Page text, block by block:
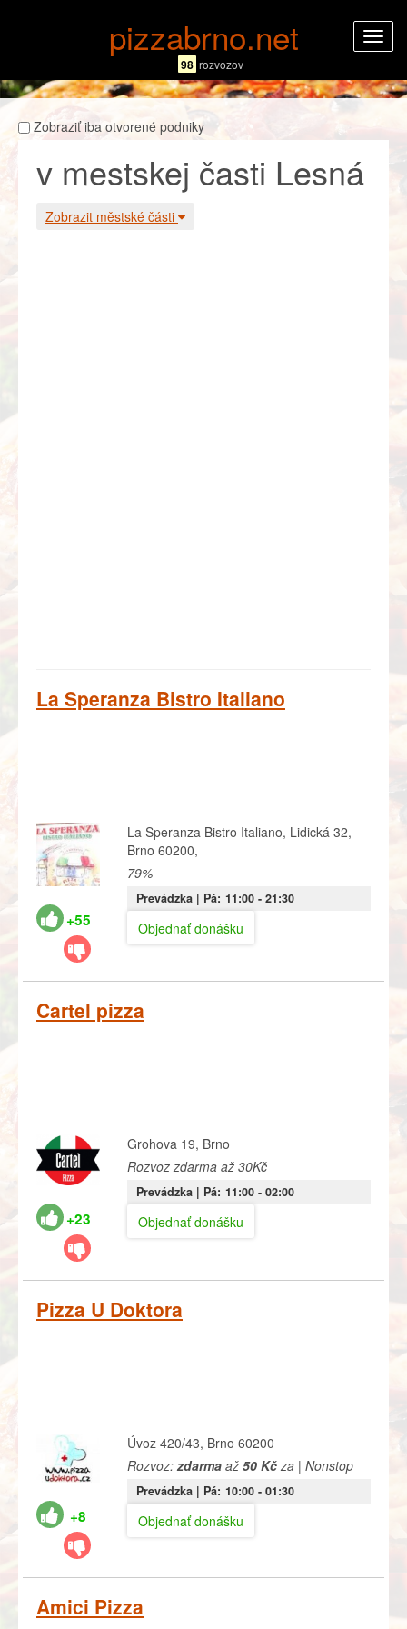
pizzabrno.net
98 rozvozov
Zobraziť iba otvorené podniky
v mestskej časti Lesná
Zobrazit městské části
La Speranza Bistro Italiano
+55
La Speranza Bistro Italiano, Lidická 32,
Brno 60200,
79%
Prevádzka | Pá: 11:00- 21:30
Objednať donášku
Cartel pizza
+23
Grohova 19, Brno
Rozvoz zdarma až 30Kč
Prevádzka | Pá: 11:00- 02:00
Objednať donášku
Pizza U Doktora
+8
Úvoz 420/43, Brno 60200
Rozvoz:zdarmaaž 50 Kčza | Nonstop
Prevádzka | Pá: 10:00- 01:30
Objednať donášku
Amici Pizza